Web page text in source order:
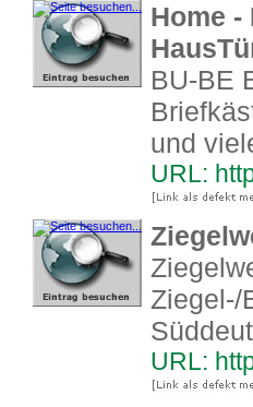
Home
BU-BE
und
URL:
Ziegel-/
URL: